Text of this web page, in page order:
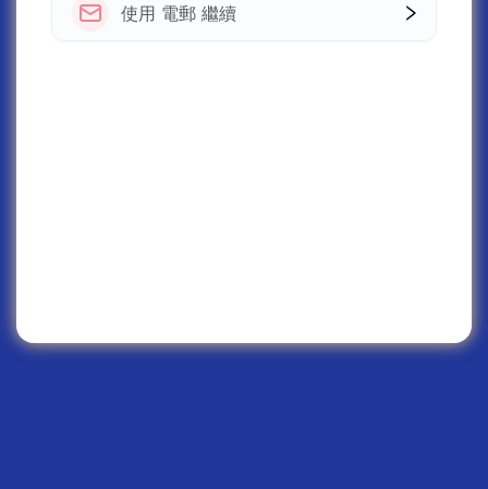
使用 電郵 繼續